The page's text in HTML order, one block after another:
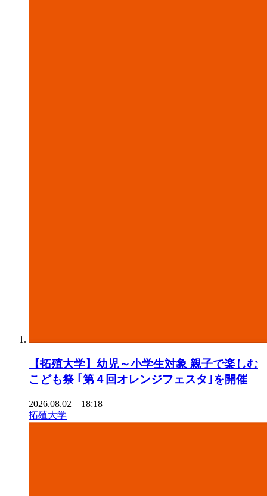
【拓殖大学】幼児～小学生対象 親子で楽しむ
こども祭 ｢第４回オレンジフェスタ｣を開催
2026.08.02 18:18
拓殖大学